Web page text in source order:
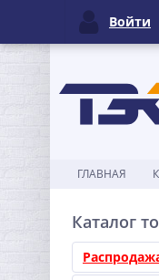
ГЛАВНАЯ
Каталог
Войти